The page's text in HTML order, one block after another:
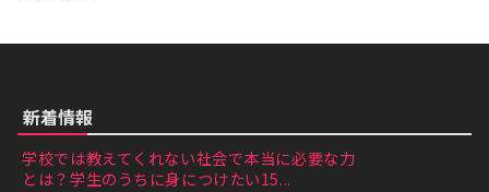
新着情報
学校では教えてくれない社会で本当に必要な力
とは？学生のうちに身につけたい15...